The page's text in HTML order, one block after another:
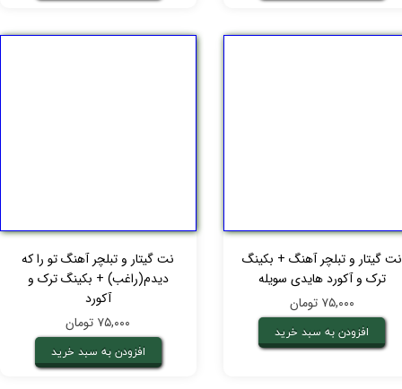
نت گیتار و تبلچر آهنگ + بکینگ
ترک و آکورد هایدی سویله
۷۵,۰۰۰ تومان
افزودن به سبد خرید
نت گیتار و تبلچر آهنگ تو را که
دیدم(راغب) + بکینگ ترک و
آکورد
۷۵,۰۰۰ تومان
افزودن به سبد خرید